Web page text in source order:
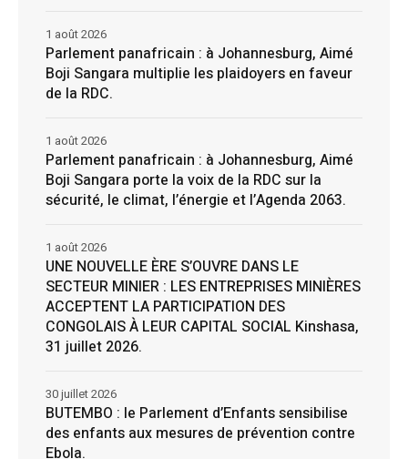
Parlement panafricain : à Johannesburg, Aimé
Boji Sangara multiplie les plaidoyers en faveur
de la RDC.
1 août 2026
Parlement panafricain : à Johannesburg, Aimé
Boji Sangara porte la voix de la RDC sur la
sécurité, le climat, l’énergie et l’Agenda 2063.
1 août 2026
UNE NOUVELLE ÈRE S’OUVRE DANS LE
SECTEUR MINIER : LES ENTREPRISES MINIÈRES
ACCEPTENT LA PARTICIPATION DES
CONGOLAIS À LEUR CAPITAL SOCIAL Kinshasa,
31 juillet 2026.
1 août 2026
BUTEMBO : le Parlement d’Enfants sensibilise
des enfants aux mesures de prévention contre
Ebola.
30 juillet 2026